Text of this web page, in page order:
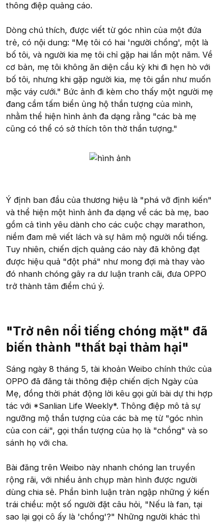
thông điệp quảng cáo.
Dòng chú thích, được viết từ góc nhìn của một đứa
trẻ, có nội dung: "Mẹ tôi có hai 'người chồng', một là
bố tôi, và người kia mẹ tôi chỉ gặp hai lần một năm. Về
cơ bản, mẹ tôi không ăn diện cầu kỳ khi đi hẹn hò với
bố tôi, nhưng khi gặp người kia, mẹ tôi gần như muốn
mặc váy cưới." Bức ảnh đi kèm cho thấy một người mẹ
đang cầm tấm biển ủng hộ thần tượng của mình,
nhằm thể hiện hình ảnh đa dạng rằng "các bà mẹ
cũng có thể có sở thích tôn thờ thần tượng."
Ý định ban đầu của thương hiệu là "phá vỡ định kiến"
và thể hiện một hình ảnh đa dạng về các bà mẹ, bao
gồm cả tình yêu dành cho các cuộc chạy marathon,
niềm đam mê viết lách và sự hâm mộ người nổi tiếng.
Tuy nhiên, chiến dịch quảng cáo này đã không đạt
được hiệu quả "đột phá" như mong đợi mà thay vào
đó nhanh chóng gây ra dư luận tranh cãi, đưa OPPO
trở thành tâm điểm chú ý.
"Trở nên nổi tiếng chóng mặt" đã
biến thành "thất bại thảm hại"
Sáng ngày 8 tháng 5, tài khoản Weibo chính thức của
OPPO đã đăng tải thông điệp chiến dịch Ngày của
Mẹ, đồng thời phát động lời kêu gọi gửi bài dự thi hợp
tác với *Sanlian Life Weekly*. Thông điệp mô tả sự
ngưỡng mộ thần tượng của các bà mẹ từ "góc nhìn
của con cái", gọi thần tượng của họ là "chồng" và so
sánh họ với cha.
Bài đăng trên Weibo này nhanh chóng lan truyền
rộng rãi, với nhiều ảnh chụp màn hình được người
dùng chia sẻ. Phần bình luận tràn ngập những ý kiến
trái chiều: một số người đặt câu hỏi, "Nếu là fan, tại
sao lại gọi cô ấy là 'chồng'?" Những người khác thì